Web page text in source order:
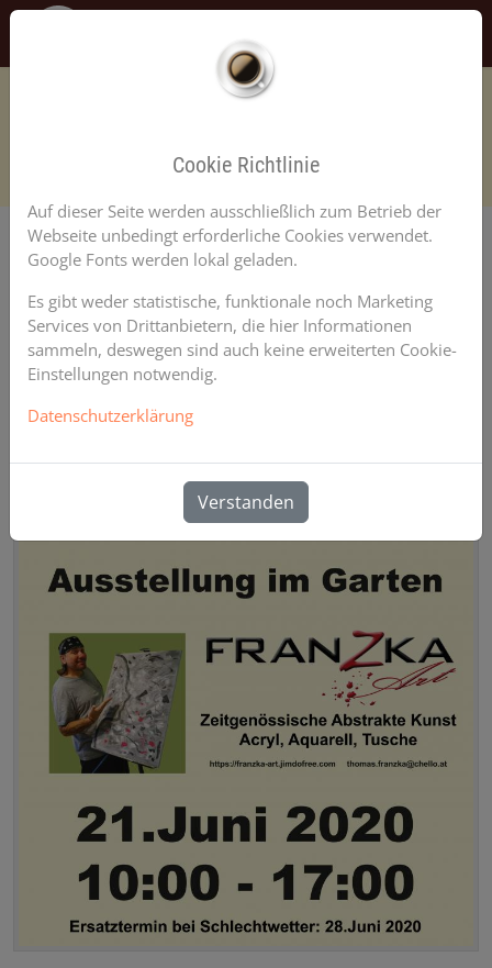
VERANSTALTUNGEN
Ausstellung im Garten
Veranstaltungsbeginn: 21.06.2020 10:00
Cookie Richtlinie
Auf dieser Seite werden ausschließlich zum Betrieb der
Webseite unbedingt erforderliche Cookies verwendet.
Google Fonts werden lokal geladen.
Es gibt weder statistische, funktionale noch Marketing
Services von Drittanbietern, die hier Informationen
sammeln, deswegen sind auch keine erweiterten Cookie-
Einstellungen notwendig.
Datenschutzerklärung
Verstanden